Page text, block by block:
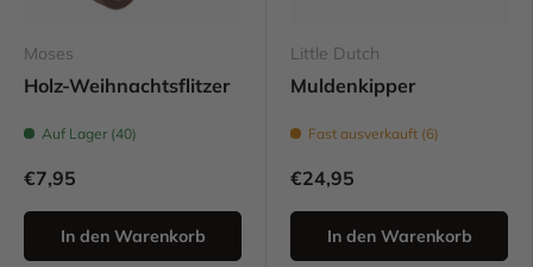
Moses
Holz-Weihnachtsflitzer
Auf Lager (40)
€7,95
In den Warenkorb
Little Dutch
Muldenkipper
Fast ausverkauft (6)
€24,95
In den Warenkorb